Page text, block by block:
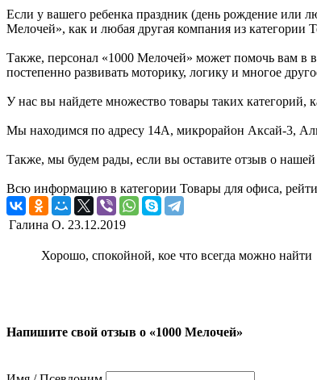
Если у вашего ребенка праздник (день рождение или
Мелочей», как и любая другая компания из категории
Также, персонал «1000 Мелочей» может помочь вам в
постепенно развивать моторику, логику и многое
У нас вы найдете множество товары таких
Мы находимся по адресу 14А, микрорайон Аксай-3,
Также, мы будем рады, если вы оставите отзыв о
Всю информацию в категории Товары для офиса,
Галина О. 23.12.2019
Хорошо, спокойной, кое что всегда можно найти
Напишите свой отзыв о «1000 Мелочей»